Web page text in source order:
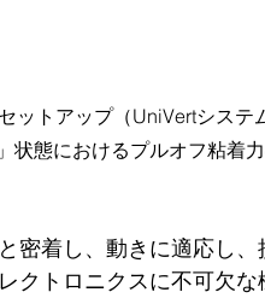
トアップ（UniVertシステ
状態におけるプルオフ粘着
密着し、動きに適応し
クトロニクスに不可欠